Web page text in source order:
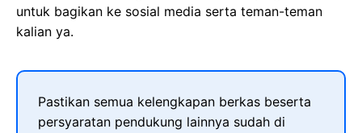
untuk bagikan ke sosial media serta teman-teman
kalian ya.
Pastikan semua kelengkapan berkas beserta
persyaratan pendukung lainnya sudah di